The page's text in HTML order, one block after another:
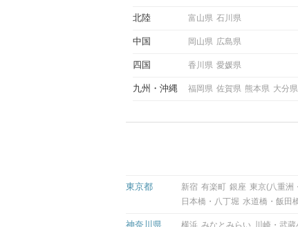
北陸 富山県 石川県
中国 岡山県 広島県
四国 香川県 愛媛県
九州 沖縄 福岡県 佐賀県 熊本県 大分県
東京都 新宿 有楽町 銀座 東京(八重洲
日本橋・八丁堀 水道橋・飯田
神奈川県 横浜 みなとみらい 川崎・武